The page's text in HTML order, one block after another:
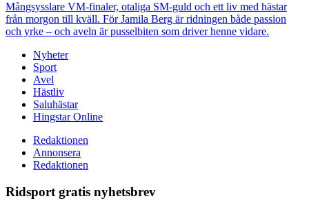
Mångsysslare VM-finaler, otaliga SM-guld och ett liv med hästar
från morgon till kväll. För Jamila Berg är ridningen både passion
och yrke – och aveln är pusselbiten som driver henne vidare.
Nyheter
Sport
Avel
Hästliv
Saluhästar
Hingstar Online
Redaktionen
Annonsera
Redaktionen
Ridsport gratis nyhetsbrev